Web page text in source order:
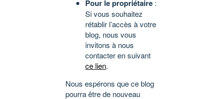
Pour le propriétaire :
Si vous souhaitez
rétablir l’accès à votre
blog, nous vous
invitons à nous
contacter en suivant
ce lien.
Nous espérons que ce blog
pourra être de nouveau